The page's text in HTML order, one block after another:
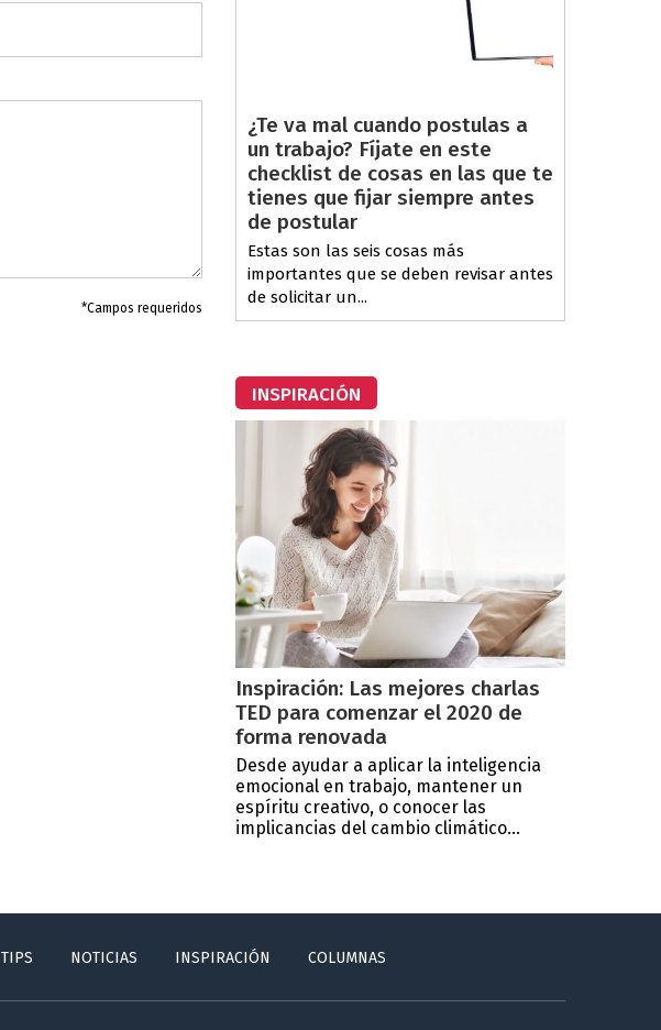
*Campos requeridos
¿Te va mal cuando postulas a
un trabajo? Fíjate en este
checklist de cosas en las que te
tienes que fijar siempre antes
de postular
Estas son las seis cosas más
importantes que se deben revisar antes
de solicitar un...
INSPIRACIÓN
Inspiración: Las mejores charlas
TED para comenzar el 2020 de
forma renovada
Desde ayudar a aplicar la inteligencia
emocional en trabajo, mantener un
espíritu creativo, o conocer las
implicancias del cambio climático...
TIPS NOTICIAS INSPIRACIÓN COLUMNAS